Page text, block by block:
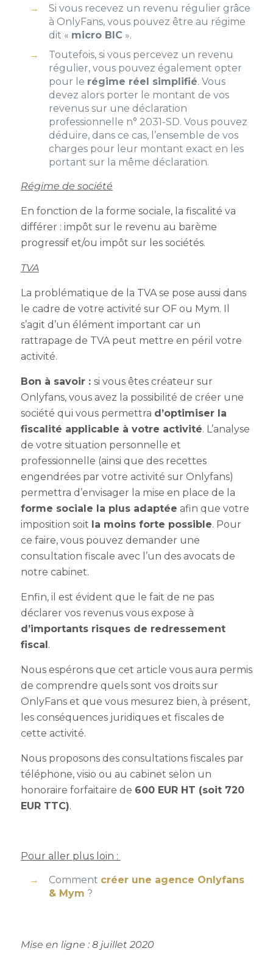
Si vous recevez un revenu régulier grâce
à OnlyFans, vous pouvez être au régime
dit « micro BIC».
Toutefois, si vous percevez un revenu
régulier, vous pouvez également opter
pour le régime réel simplifié. Vous
devez alors porter le montant de vos
revenus sur une déclaration
professionnelle n° 2031-SD. Vous pouvez
déduire, dans ce cas, l’ensemble de vos
charges pour leur montant exact en les
portant sur la même déclaration.
Régime de société
En fonction de la forme sociale, la fiscalité va
différer : impôt sur le revenu au barème
progressif et/ou impôt sur les sociétés.
TVA
La problématique de la TVA se pose aussi dans
le cadre de votre activité sur OF ou Mym. Il
s’agit d’un élément important car un
rattrapage de TVA peut mettre en péril votre
activité.
Bon à savoir : si vous êtes créateur sur
Onlyfans, vous avez la possibilité de créer une
société qui vous permettra d’optimiser la
fiscalité applicable à votre activité. L’analyse
de votre situation personnelle et
professionnelle (ainsi que des recettes
engendrées par votre activité sur Onlyfans)
permettra d’envisager la mise en place de la
forme sociale la plus adaptée afin que votre
imposition soit la moins forte possible. Pour
ce faire, vous pouvez demander une
consultation fiscale avec l’un des avocats de
notre cabinet.
Enfin, il est évident que le fait de ne pas
déclarer vos revenus vous expose à
d’importants risques de redressement
fiscal.
Nous espérons que cet article vous aura permis
de comprendre quels sont vos droits sur
OnlyFans et que vous mesurez bien, à présent,
les conséquences juridiques et fiscales de
cette activité.
Nous proposons des consultations fiscales par
téléphone, visio ou au cabinet selon un
honoraire forfaitaire de 600 EUR HT (soit 720
EUR TTC).
Pour aller plus loin :
Comment créer une agence Onlyfans
& Mym ?
Mise en ligne : 8 juillet 2020